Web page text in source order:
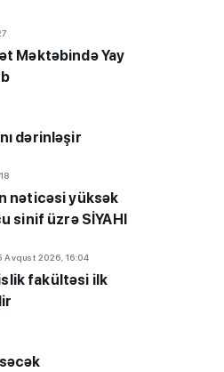
Məktəbində Yay
dərinləşir
nəticəsi yüksək
sinif üzrə SİYAHI
Avqust 2026, 16:04
fakültəsi ilk